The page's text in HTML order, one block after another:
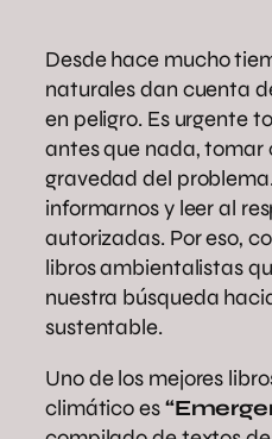
Desde hace mucho
naturales dan cuenta
en peligro. Es urgente
antes que nada, tomar
gravedad del
informarnos y leer al
autorizadas. Por eso,
libros ambientalistas
nuestra búsqueda
sustentable.
Uno de los mejores
climático es